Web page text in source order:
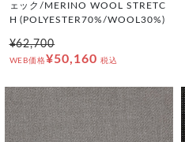
ェック/MERINO WOOL STRETC
H (POLYESTER70%/WOOL30%)
¥62,700
WEB価格¥50,160 税込